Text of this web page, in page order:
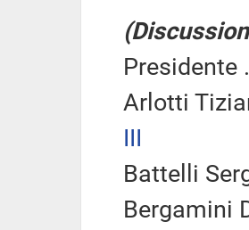
Presidente
Arlotti
III
Battelli
Bergamini